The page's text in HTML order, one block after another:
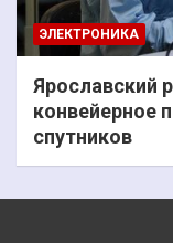
ЭЛЕКТРОНИКА
Ярославский
конвейерное
спутников